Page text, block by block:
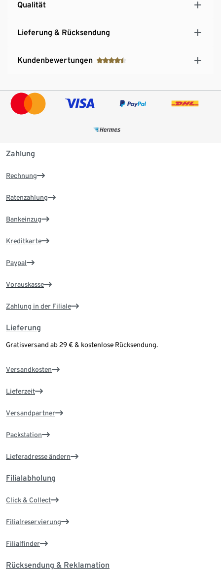
Qualität
Lieferung & Rücksendung
Kundenbewertungen
Zahlung
Rechnung
Ratenzahlung
Bankeinzug
Kreditkarte
Paypal
Vorauskasse
Zahlung in der Filiale
Lieferung
Gratisversand ab 29 € & kostenlose Rücksendung.
Versandkosten
Lieferzeit
Versandpartner
Packstation
Lieferadresse ändern
Filialabholung
Click & Collect
Filialreservierung
Filialfinder
Rücksendung & Reklamation